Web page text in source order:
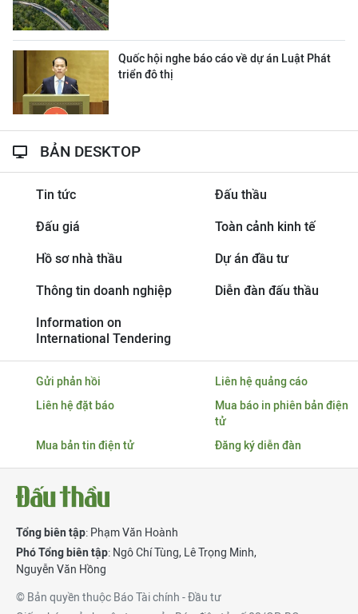
Quốc hội nghe báo cáo về dự án Luật Phát
triển đô thị
BẢN DESKTOP
Tin tức Đấu thầu
Đấu giá Toàn cảnh kinh tế
Hồ sơ nhà thầu Dự án đầu tư
Thông tin doanh nghiệp Diễn đàn đấu thầu
Information on
International Tendering
Gửi phản hồi
Liên hệ quảng cáo
Liên hệ đặt báo
Mua báo in phiên bản điện
tử
Mua bản tin điện tử
Đăng ký diễn đàn
Tổng biên tập: Phạm Văn Hoành
Phó Tổng biên tập: Ngô Chí Tùng, Lê Trọng Minh,
Nguyễn Văn Hồng
© Bản quyền thuộc Báo Tài chính - Đầu tư